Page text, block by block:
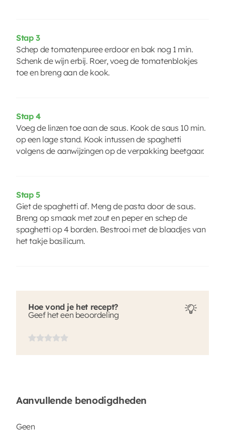
Stap 3
Schep de tomatenpuree erdoor en bak nog 1 min.
Schenk de wijn erbij. Roer, voeg de tomatenblokjes
toe en breng aan de kook.
Stap 4
Voeg de linzen toe aan de saus. Kook de saus 10 min.
op een lage stand. Kook intussen de spaghetti
volgens de aanwijzingen op de verpakking beetgaar.
Stap 5
Giet de spaghetti af. Meng de pasta door de saus.
Breng op smaak met zout en peper en schep de
spaghetti op 4 borden. Bestrooi met de blaadjes van
het takje basilicum.
Hoe vond je het recept?
Geef het een beoordeling
Aanvullende benodigdheden
Geen